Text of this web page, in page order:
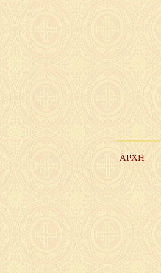
ΑΡΧΗ